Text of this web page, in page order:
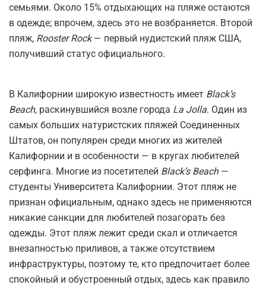
семьями. Около 15% отдыхающих на пляже остаются
в одежде; впрочем, здесь это не возбраняется. Второй
пляж, Rooster Rock— первый нудистский пляж США,
получивший статус официального.
В Калифорнии широкую известность имеет Black’s
Beach, раскинувшийся возле города La Jolla. Один из
самых больших натуристских пляжей Соединенных
Штатов, он популярен среди многих из жителей
Калифорнии и в особенности — в кругах любителей
серфинга. Многие из посетителей Black’s Beach —
студенты Университета Калифорнии. Этот пляж не
признан официальным, однако здесь не применяются
никакие санкции для любителей позагорать без
одежды. Этот пляж лежит среди скал и отличается
внезапностью приливов, а также отсутствием
инфраструктуры, поэтому те, кто предпочитает более
спокойный и обустроенный отдых, здесь как правило